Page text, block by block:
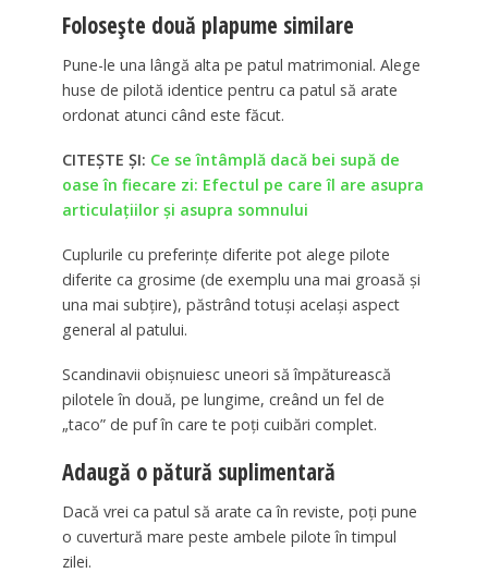
Folosește două plapume similare
Pune-le una lângă alta pe patul matrimonial. Alege
huse de pilotă identice pentru ca patul să arate
ordonat atunci când este făcut.
CITEȘTE ȘI: Ce se întâmplă dacă bei supă de
oase în fiecare zi: Efectul pe care îl are asupra
articulațiilor și asupra somnului
Cuplurile cu preferințe diferite pot alege pilote
diferite ca grosime (de exemplu una mai groasă și
una mai subțire), păstrând totuși același aspect
general al patului.
Scandinavii obișnuiesc uneori să împăturească
pilotele în două, pe lungime, creând un fel de
„taco” de puf în care te poți cuibări complet.
Adaugă o pătură suplimentară
Dacă vrei ca patul să arate ca în reviste, poți pune
o cuvertură mare peste ambele pilote în timpul
zilei.